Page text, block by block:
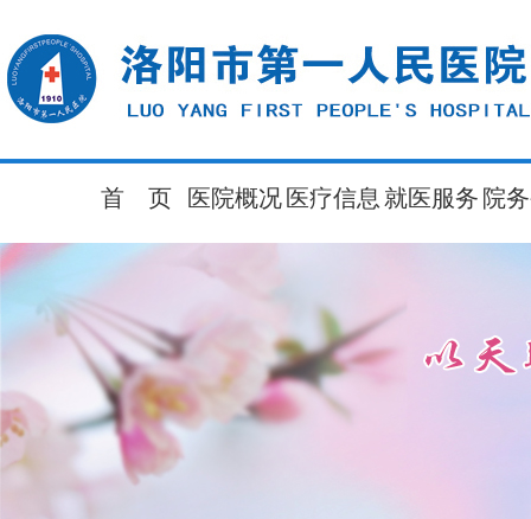
首 页 医院概况 医疗信息 就医服务 院